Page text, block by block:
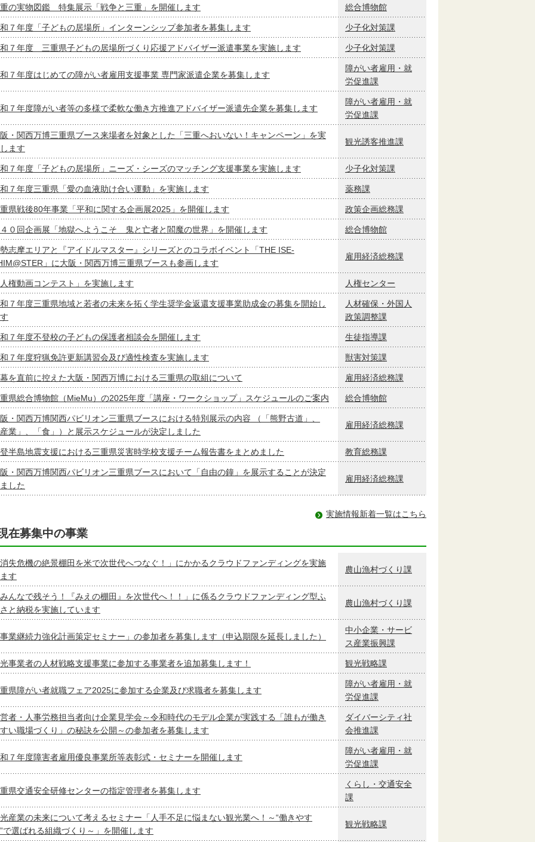
の実物図鑑 特集展示「戦争と三重」を開催します 総合博物館
７年度「子どもの居場所」インターンシップ参加者を募集します 少子化対策課
７年度 三重県子どもの居場所づくり応援アドバイザー派遣事業を実施します 少子化対策課
７年度はじめての障がい者雇用支援事業 専門家派遣企業を募集します
障がい者雇用・就
労促進課
７年度障がい者等の多様で柔軟な働き方推進アドバイザー派遣先企業を募集します
障がい者雇用・就
労促進課
・関西万博三重県ブース来場者を対象とした「三重へおいない！キャンペーン」を実
ます
観光誘客推進課
７年度「子どもの居場所」ニーズ・シーズのマッチング支援事業を実施します 少子化対策課
７年度三重県「愛の血液助け合い運動」を実施します 薬務課
県戦後80年事業「平和に関する企画展2025」を開催します 政策企画総務課
０回企画展「地獄へようこそ 鬼と亡者と閻魔の世界」を開催します 総合博物館
志摩エリアと『アイドルマスター』シリーズとのコラボイベント「THE ISE-
」に大阪・関西万博三重県ブースも参画します
雇用経済総務課
権動画コンテスト」を実施します 人権センター
７年度三重県地域と若者の未来を拓く学生奨学金返還支援事業助成金の募集を開始し
人材確保・外国人
政策調整課
７年度不登校の子どもの保護者相談会を開催します 生徒指導課
７年度狩猟免許更新講習会及び適性検査を実施します 獣害対策課
を直前に控えた大阪・関西万博における三重県の取組について 雇用経済総務課
県総合博物館（MieMu）の2025年度「講座・ワークショップ」スケジュールのご案内 総合博物館
・関西万博関西パビリオン三重県ブースにおける特別展示の内容 （「熊野古道」、
業」、「食」）と展示スケジュールが決定しました
雇用経済総務課
半島地震支援における三重県災害時学校支援チーム報告書をまとめました 教育総務課
・関西万博関西パビリオン三重県ブースにおいて「自由の鐘」を展示することが決定
した
雇用経済総務課
実施情報新着一覧はこちら
在募集中の事業
失危機の絶景棚田を米で次世代へつなぐ！」にかかるクラウドファンディングを実施
す
農山漁村づくり課
んなで残そう！『みえの棚田』を次世代へ！！」に係るクラウドファンディング型ふ
と納税を実施しています
農山漁村づくり課
業継続力強化計画策定セミナー」の参加者を募集します（申込期限を延長しました）
中小企業・サービ
ス産業振興課
事業者の人材戦略支援事業に参加する事業者を追加募集します！ 観光戦略課
県障がい者就職フェア2025に参加する企業及び求職者を募集します
障がい者雇用・就
労促進課
者・人事労務担当者向け企業見学会～令和時代のモデル企業が実践する「誰もが働き
い職場づくり」の秘訣を公開～の参加者を募集します
ダイバーシティ社
会推進課
７年度障害者雇用優良事業所等表彰式・セミナーを開催します
障がい者雇用・就
労促進課
県交通安全研修センターの指定管理者を募集します
くらし・交通安全
課
産業の未来について考えるセミナー「人手不足に悩まない観光業へ！～“働きやす
で選ばれる組織づくり～」を開催します
観光戦略課